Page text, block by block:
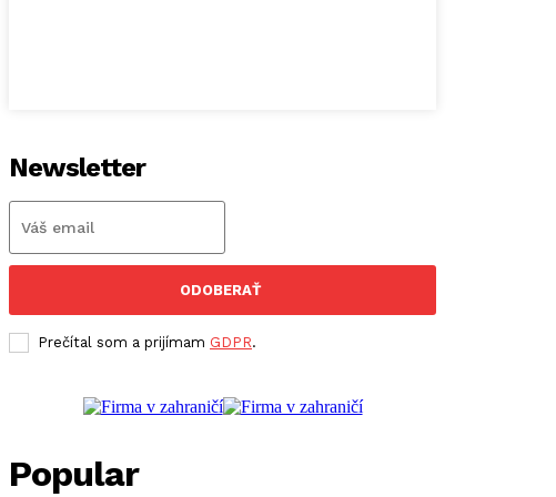
Newsletter
ODOBERAŤ
Prečítal som a prijímam GDPR.
Popular